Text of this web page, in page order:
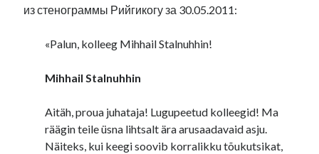
из стенограммы Рийгикогу за 30.05.2011:
«Palun, kolleeg Mihhail Stalnuhhin!
Mihhail Stalnuhhin
Aitäh, proua juhataja! Lugupeetud kolleegid! Ma
räägin teile üsna lihtsalt ära arusaadavaid asju.
Näiteks, kui keegi soovib korralikku tõukutsikat,